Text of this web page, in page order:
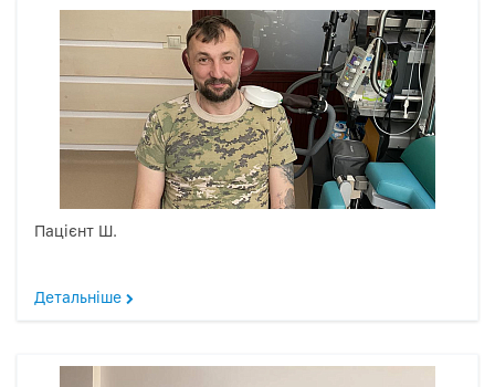
Пацієнт Ш.
Детальніше